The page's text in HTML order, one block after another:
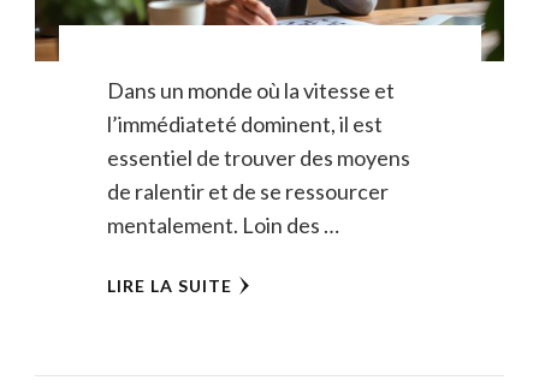
Dans un monde où la vitesse et
l’immédiateté dominent, il est
essentiel de trouver des moyens
de ralentir et de se ressourcer
mentalement. Loin des …
LIRE LA SUITE